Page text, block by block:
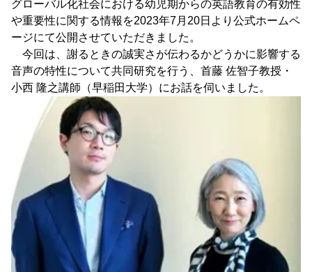
グローバル化社会における幼児期からの英語教育の有効性
や重要性に関する情報を2023年7月20日より公式ホームペ
ージにて公開させていただきました。
今回は、謝るときの誠実さが伝わるかどうかに影響する
音声の特性について共同研究を行う、首藤 佐智子教授・
小西 隆之講師（早稲田大学）にお話を伺いました。